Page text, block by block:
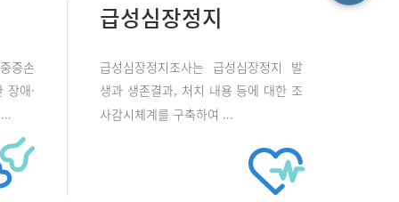
증손
장애·
급성심장정지
급성심장정지조사는 급성심장정지 발
생과 생존결과, 처치 내용 등에 대한 조
사감시체계를 구축하여 ...